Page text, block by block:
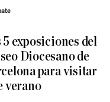
5 exposiciones del
Diocesano de
para visitar
verano